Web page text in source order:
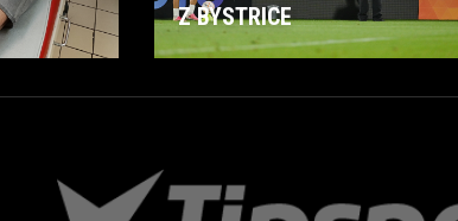
Z BYSTRICE